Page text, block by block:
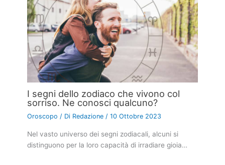
I segni dello zodiaco che vivono col
sorriso. Ne conosci qualcuno?
Oroscopo / Di Redazione/10 Ottobre 2023
Nel vasto universo dei segni zodiacali, alcuni si
distinguono per la loro capacità di irradiare gioia…